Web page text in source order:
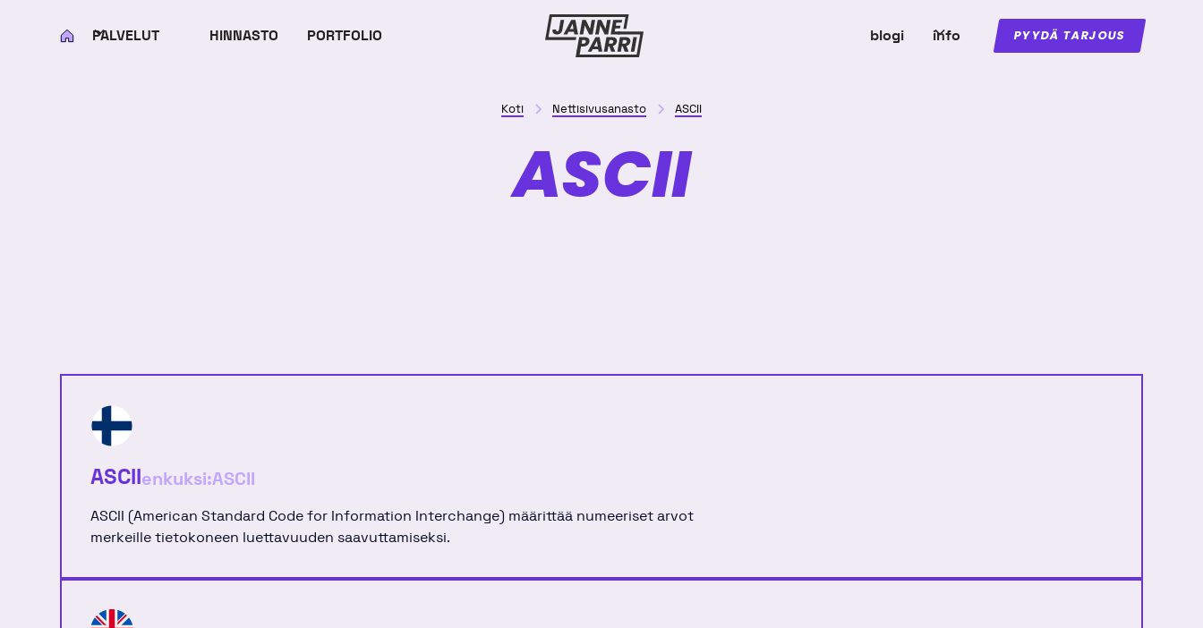
PALVELUT HINNASTO
PORTFOLIO
blogi info PYYDÄ TARJOUS
Koti Nettisivusanasto ASCII
ASCII
ASCIIenkuksi:ASCII
ASCII (American Standard Code for Information Interchange) määrittää numeeriset arvot
merkeille tietokoneen luettavuuden saavuttamiseksi.